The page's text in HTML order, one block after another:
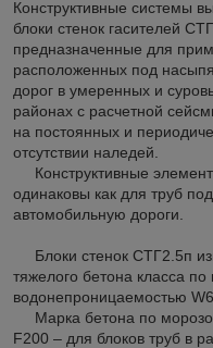
Конструктивные системы
блоки стенок гасителей
предназначенные для
расположенных под
дорог в умеренных и
районах с расчетной
на постоянных и
отсутствии наледей.
Конструктивные
одинаковы как для труб
автомобильную дороги.
Блоки стенок СТГ2.5п
тяжелого бетона класса
водонепроницаемостью W6.
Марка бетона по
F200 – для блоков труб в